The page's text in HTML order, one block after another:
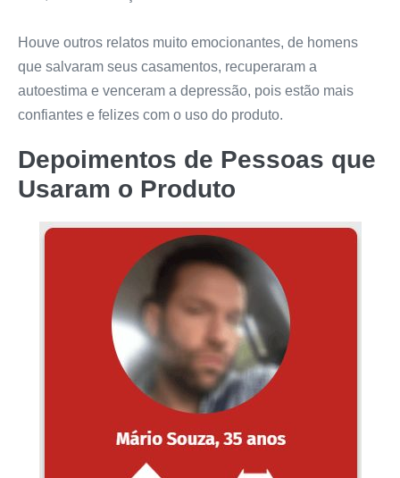
Houve outros relatos muito emocionantes, de homens
que salvaram seus casamentos, recuperaram a
autoestima e venceram a depressão, pois estão mais
confiantes e felizes com o uso do produto.
Depoimentos de Pessoas que
Usaram o Produto